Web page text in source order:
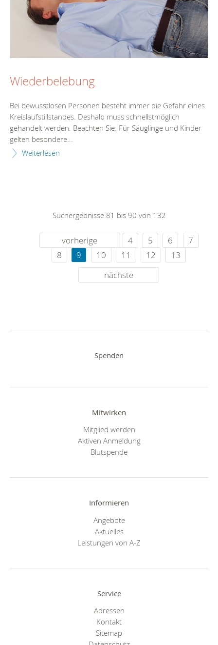
Wiederbelebung
Bei bewusstlosen Personen besteht immer die Gefahr eines
Kreislaufstillstandes. Deshalb muss schnellstmöglich
gehandelt werden. Beachten Sie: Für Säuglinge und Kinder
gelten besondere...
Weiterlesen
Suchergebnisse 81 bis 90 von 132
vorherige 4 5 6
7
8
9 10 11 12
13
nächste
Spenden
Mitwirken
Mitglied werden
Aktiven Anmeldung
Blutspende
Informieren
Angebote
Aktuelles
Leistungen von A-Z
Service
Adressen
Kontakt
Sitemap